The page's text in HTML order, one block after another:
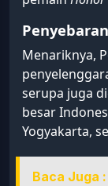
Menariknya,
serupa juga
besar
Yogyakarta,
Baca Juga :